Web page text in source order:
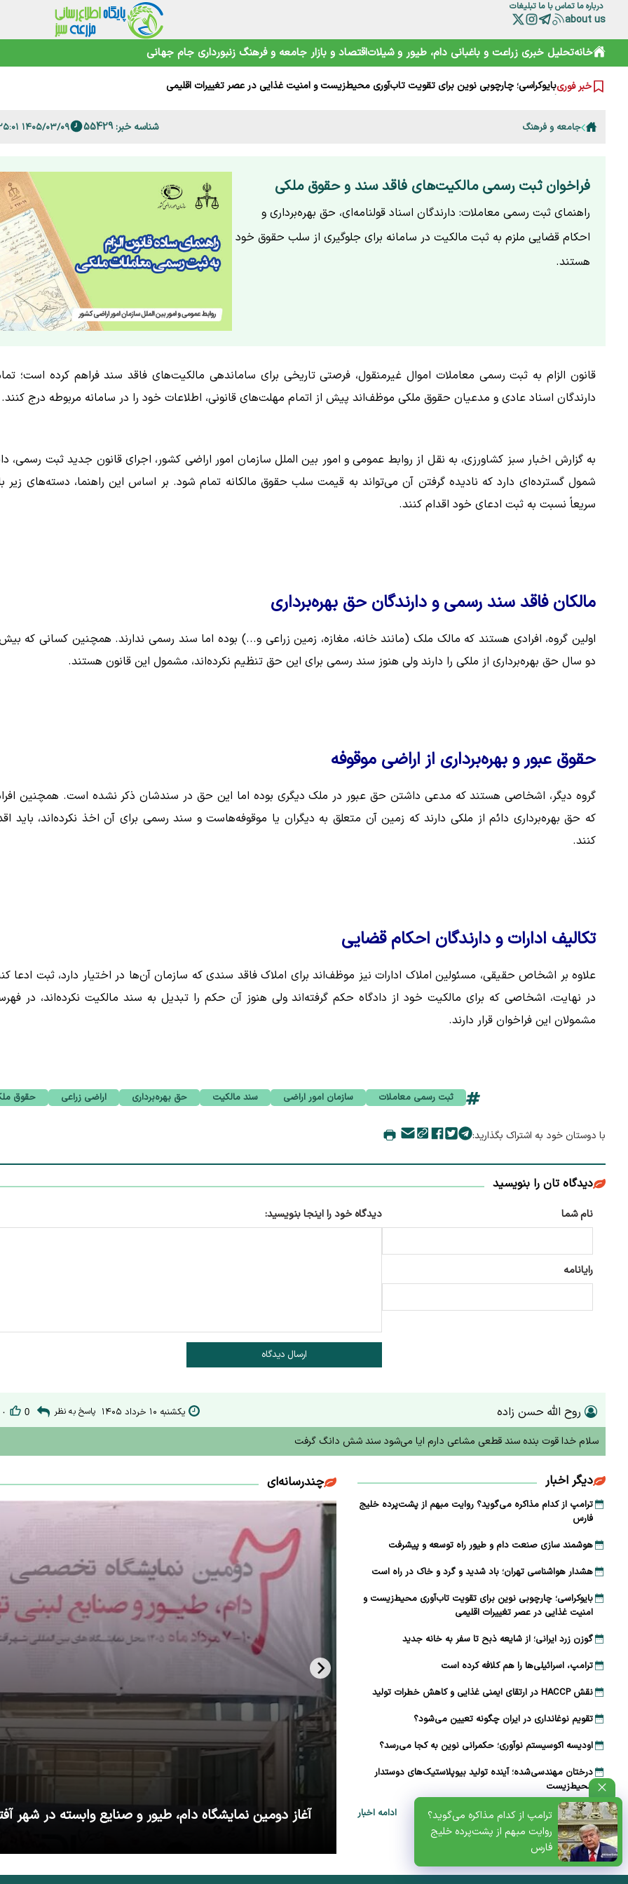
درباره ما تماس با ما تبلیغات
about us
خانهتحلیل خبری زراعت و باغبانی دام، طیور و شیلاتاقتصاد و بازار جامعه و فرهنگ زنبورداری جام جهانی
خبر فوری
ترامپ از کدام مذاکره می‌گوید؟ روایت مبهم از پشت‌پرده خلیج فارس
هوشمند سازی صنعت دام و طیور راه توسعه و پیشرفت
هشدار هواشناسی تهران؛ باد شدید و گرد و خاک در راه است
بایوکراسی؛ چارچوبی نوین برای تقویت تاب‌آوری محیط‌زیست و امنیت غذایی در عصر تغییرات اقلیمی
گوزن زرد ایرانی؛ از شایعه ذبح تا سفر به خانه جدید
نقش HACCP در ارتقای ایمنی غذایی و کاهش خطرات تولید
ترامپ از کدام مذاکره می‌گوید؟
روایت مبهم از پشت‌پرده خلیج
فارس
جامعه و فرهنگ شناسه خبر: 55429 ۱۴۰۵/۰۳/۰۹ ۱۷:۲۵:۰۱
فراخوان ثبت رسمی مالکیت‌های فاقد سند و حقوق ملکی
راهنمای ثبت رسمی معاملات: دارندگان اسناد قولنامه‌ای، حق بهره‌برداری و
احکام قضایی ملزم به ثبت مالکیت در سامانه برای جلوگیری از سلب حقوق خود
هستند.
قانون الزام به ثبت رسمی معاملات اموال غیرمنقول، فرصتی تاریخی برای ساماندهی مالکیت‌های فاقد سند فراهم کرده است؛
دارندگان اسناد عادی و مدعیان حقوق ملکی موظف‌اند پیش از اتمام مهلت‌های قانونی، اطلاعات خود را در سامانه مربوطه درج کنند.
به گزارش اخبار سبز کشاورزی، به نقل از روابط عمومی و امور بین الملل سازمان امور اراضی کشور، اجرای قانون جدید ثبت رسمی،
شمول گسترده‌ای دارد که نادیده گرفتن آن می‌تواند به قیمت سلب حقوق مالکانه تمام شود. بر اساس این راهنما، دسته‌های زیر
سریعاً نسبت به ثبت ادعای خود اقدام کنند.
مالکان فاقد سند رسمی و دارندگان حق بهره‌برداری
اولین گروه، افرادی هستند که مالک ملک (مانند خانه، مغازه، زمین زراعی و...) بوده اما سند رسمی ندارند. همچنین کسانی که
دو سال حق بهره‌برداری از ملکی را دارند ولی هنوز سند رسمی برای این حق تنظیم نکرده‌اند، مشمول این قانون هستند.
حقوق عبور و بهره‌برداری از اراضی موقوفه
گروه دیگر، اشخاصی هستند که مدعی داشتن حق عبور در ملک دیگری بوده اما این حق در سندشان ذکر نشده است. همچنین
که حق بهره‌برداری دائم از ملکی دارند که زمین آن متعلق به دیگران یا موقوفه‌هاست و سند رسمی برای آن اخذ نکرده‌اند، باید
کنند.
تکالیف ادارات و دارندگان احکام قضایی
علاوه بر اشخاص حقیقی، مسئولین املاک ادارات نیز موظف‌اند برای املاک فاقد سندی که سازمان آن‌ها در اختیار دارد، ثبت ادعا
در نهایت، اشخاصی که برای مالکیت خود از دادگاه حکم گرفته‌اند ولی هنوز آن حکم را تبدیل به سند مالکیت نکرده‌اند، در
مشمولان این فراخوان قرار دارند.
ثبت رسمی معاملات سازمان امور اراضی سند مالکیت حق بهره‌برداری اراضی زراعی حقوق
با دوستان خود به اشتراک بگذارید:
دیدگاه تان را بنویسید
نام شما
رایانامه
دیدگاه خود را اینجا بنویسید:
ارسال دیدگاه
روح الله حسن زاده یکشنبه ۱۰ خرداد ۱۴۰۵ پاسخ به نظر 0 ۰
سلام خدا قوت بنده سند قطعی مشاعی دارم ایا می‌شود سند شش دانگ گرفت
دیگر اخبار
ترامپ از کدام مذاکره می‌گوید؟ روایت مبهم از پشت‌پرده خلیج
فارس
هوشمند سازی صنعت دام و طیور راه توسعه و پیشرفت
هشدار هواشناسی تهران؛ باد شدید و گرد و خاک در راه است
بایوکراسی؛ چارچوبی نوین برای تقویت تاب‌آوری محیط‌زیست و
امنیت غذایی در عصر تغییرات اقلیمی
گوزن زرد ایرانی؛ از شایعه ذبح تا سفر به خانه جدید
ترامپ، اسرائیلی‌ها را هم کلافه کرده است
نقش HACCP در ارتقای ایمنی غذایی و کاهش خطرات تولید
تقویم نوغانداری در ایران چگونه تعیین می‌شود؟
اودیسه اکوسیستم نوآوری؛ حکمرانی نوین به کجا می‌رسد؟
درختان مهندسی‌شده؛ آینده تولید بیوپلاستیک‌های دوستدار
محیط‌زیست
ادامه اخبار
چندرسانه‌ای
آغاز دومین نمایشگاه دام، طیور و صنایع وابسته در شهر